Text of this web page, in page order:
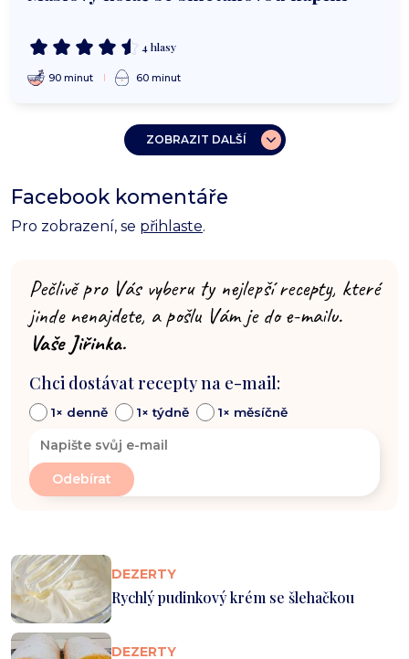
4 hlasy
90 minut 60 minut
ZOBRAZIT DALŠÍ
Facebook komentáře
Pro zobrazení, se přihlaste.
Pečlivě pro Vás vyberu ty nejlepší recepty, které
jinde nenajdete, a pošlu Vám je do e-mailu.
Vaše Jiřinka.
Chci dostávat recepty na e-mail:
1× denně 1× týdně 1× měsíčně
DEZERTY
Rychlý pudinkový krém se šlehačkou
DEZERTY